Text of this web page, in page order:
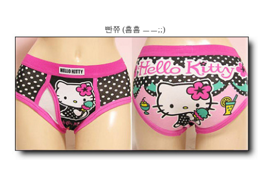
빤쮸 (흠흠 ㅡㅡ;;)